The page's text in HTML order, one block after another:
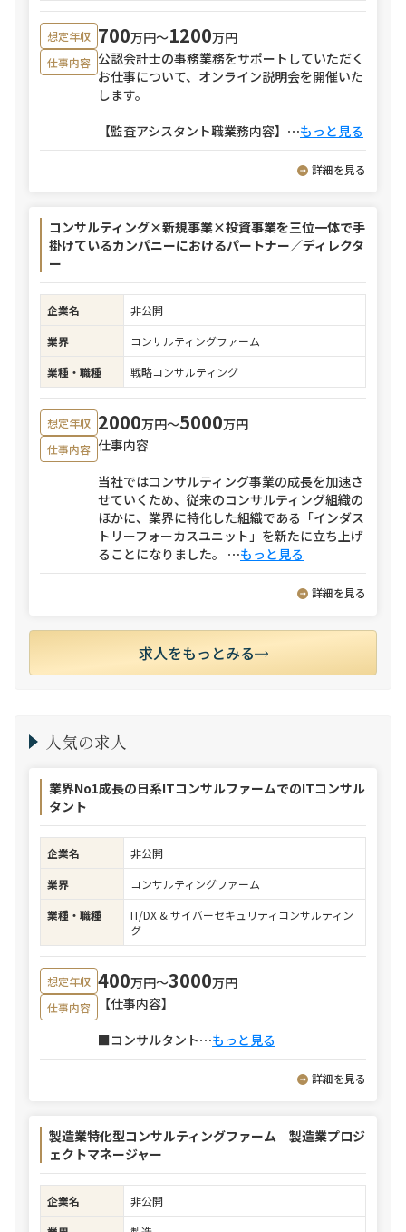
想定年収 700万円〜1200万円
仕事内容 公認会計士の事務業務をサポートしていただく
お仕事について、オンライン説明会を開催いた
します。
【監査アシスタント職業務内容】 ⋯もっと見る
詳細を見る
コンサルティング×新規事業×投資事業を三位一体で手
掛けているカンパニーにおけるパートナー／ディレクタ
ー
企業名
非公開
業界
コンサルティングファーム
業種・職種
戦略コンサルティング
想定年収 2000万円〜5000万円
仕事内容 仕事内容
当社ではコンサルティング事業の成長を加速さ
せていくため、従来のコンサルティング組織の
ほかに、業界に特化した組織である「インダス
トリーフォーカスユニット」を新たに立ち上げ
ることになりました。 ⋯もっと見る
詳細を見る
求人をもっとみる
人気の求人
業界No1成長の日系ITコンサルファームでのITコンサル
タント
企業名
非公開
業界
コンサルティングファーム
業種・職種
IT/DX & サイバーセキュリティコンサルティン
グ
想定年収 400万円〜3000万円
仕事内容
【仕事内容】
■コンサルタント⋯もっと見る
詳細を見る
製造業特化型コンサルティングファーム 製造業プロジ
ェクトマネージャー
企業名
非公開